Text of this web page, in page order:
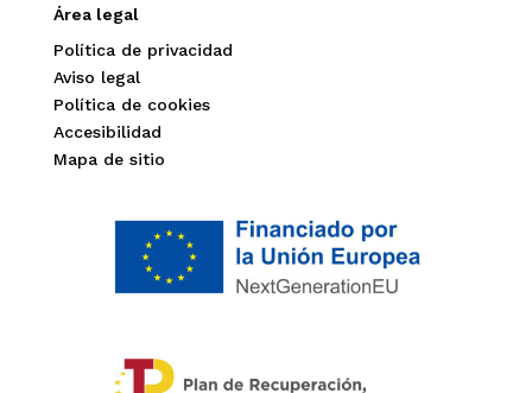
Área legal
Política de privacidad
Aviso legal
Política de cookies
Accesibilidad
Mapa de sitio